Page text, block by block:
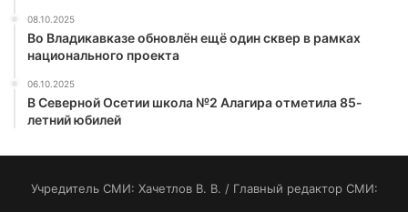
08.10.2025
Во Владикавказе обновлён ещё один сквер в рамках
национального проекта
06.10.2025
В Северной Осетии школа №2 Алагира отметила 85-
летний юбилей
Учредитель СМИ: Хaчeтлoв B. B. / Главный редактор СМИ: